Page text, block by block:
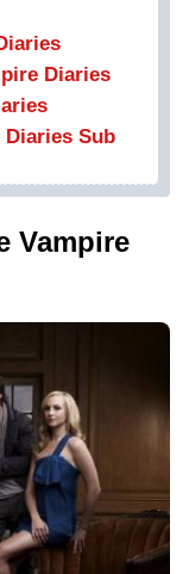
Diaries
Diaries Sub
Vampire